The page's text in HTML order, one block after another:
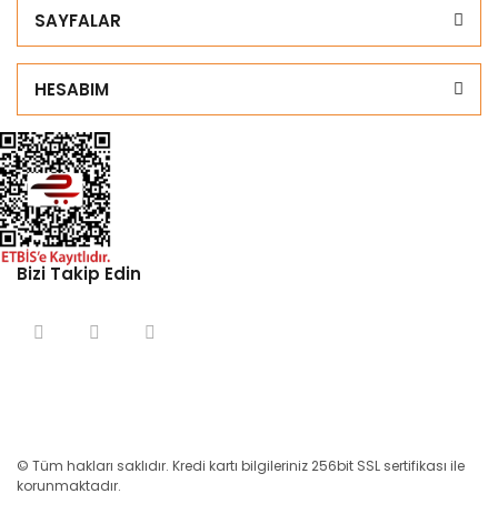
SAYFALAR
HESABIM
Bizi Takip Edin
© Tüm hakları saklıdır. Kredi kartı bilgileriniz 256bit SSL sertifikası ile
korunmaktadır.